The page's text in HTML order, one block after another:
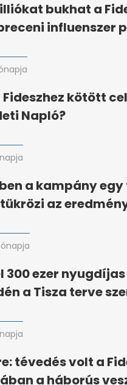
bukhat a
influenszer
Fideszhez kötött
Napló?
a kampány
az
300 ezer
a Tisza terve
tévedés volt a
a háborús